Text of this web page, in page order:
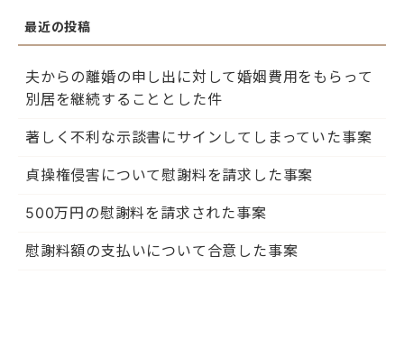
夫からの離婚の申し出に対して婚姻費用をもらって
別居を継続することとした件
著しく不利な示談書にサインしてしまっていた事案
貞操権侵害について慰謝料を請求した事案
500万円の慰謝料を請求された事案
慰謝料額の支払いについて合意した事案